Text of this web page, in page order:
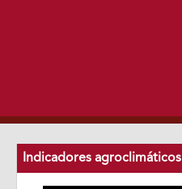
Indicadores agroclimáticos